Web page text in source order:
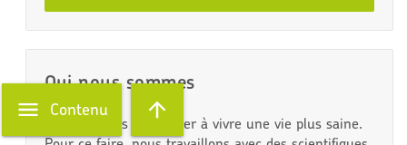
Qui nous sommes
Nous voulons vous aider à vivre une vie plus saine.
Contenu